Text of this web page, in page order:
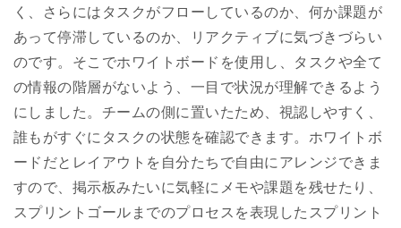
く、さらにはタスクがフローしているのか、何か課題が
あって停滞しているのか、リアクティブに気づきづらい
のです。そこでホワイトボードを使用し、タスクや全て
の情報の階層がないよう、一目で状況が理解できるよう
にしました。チームの側に置いたため、視認しやすく、
誰もがすぐにタスクの状態を確認できます。ホワイトボ
ードだとレイアウトを自分たちで自由にアレンジできま
すので、掲示板みたいに気軽にメモや課題を残せたり、
スプリントゴールまでのプロセスを表現したスプリント